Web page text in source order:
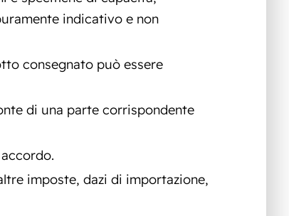
indicativo e non
consegnato può essere
di una parte corrispondente
imposte, dazi di importazione,